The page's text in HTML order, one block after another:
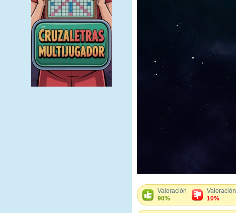
Valoración
90%
Valoración
10%